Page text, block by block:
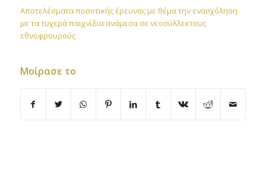
Αποτελέσματα ποσοτικής έρευνας με θέμα την ενασχόληση
με τα τυχερά παιχνίδια ανάμεσα σε νεοσύλλεκτους
εθνοφρουρούς
Μοίρασε το